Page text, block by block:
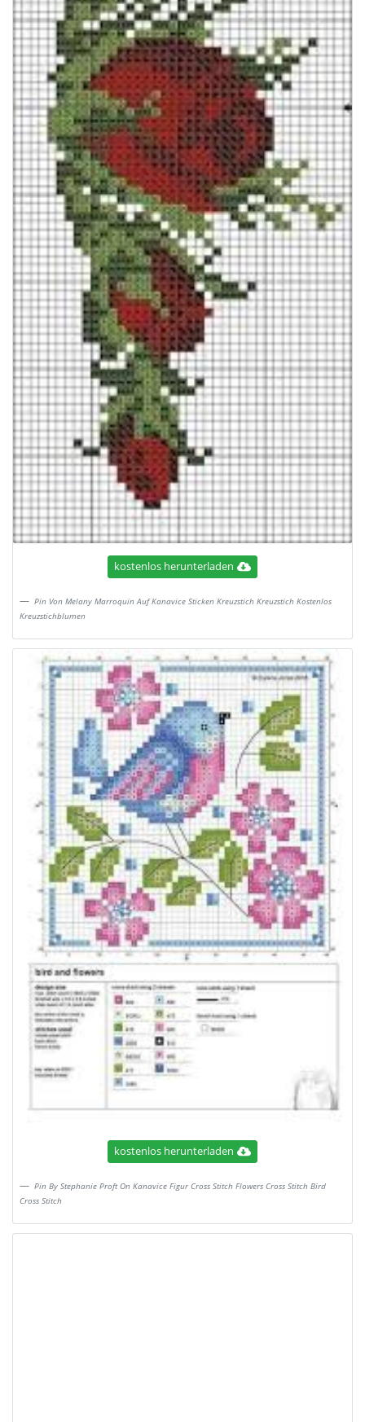
kostenlos herunterladen
Pin Von Melany Marroquin Auf Kanavice Sticken Kreuzstich Kreuzstich Kostenlos
Kreuzstichblumen
kostenlos herunterladen
Pin By Stephanie Proft On Kanavice Figur Cross Stitch Flowers Cross Stitch Bird
Cross Stitch